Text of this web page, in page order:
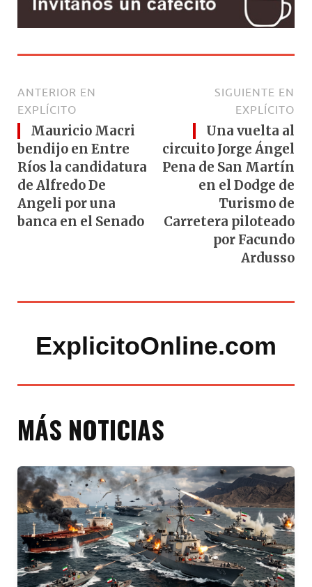
ANTERIOR EN
EXPLÍCITO
Mauricio Macri
bendijo en Entre
Ríos la candidatura
de Alfredo De
Angeli por una
banca en el Senado
SIGUIENTE EN
EXPLÍCITO
Una vuelta al
circuito Jorge Ángel
Pena de San Martín
en el Dodge de
Turismo de
Carretera piloteado
por Facundo
Ardusso
ExplicitoOnline.com
MÁS NOTICIAS